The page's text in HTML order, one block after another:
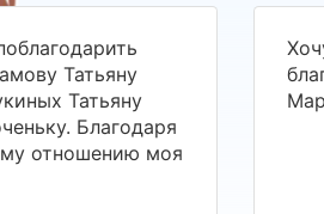
Татьяну
Татьяну
Благодаря
отношению моя